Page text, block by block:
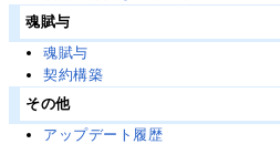
魂賦与
魂賦与
契約構築
その他
アップデート履歴